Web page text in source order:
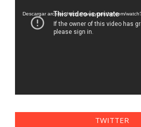
vídeo
Descargar archivo: https://www.youtube.com/
TWITTER